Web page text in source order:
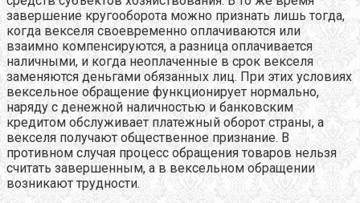
завершение кругооборота можно признать лишь тогда,
когда векселя своевременно оплачиваются или
взаимно компенсируются, а разница оплачивается
наличными, и когда неоплаченные в срок векселя
заменяются деньгами обязанных лиц. При этих условиях
вексельное обращение функционирует нормально,
наряду с денежной наличностью и банковским
кредитом обслуживает платежный оборот страны, а
векселя получают общественное признание. В
противном случая процесс обращения товаров нельзя
считать завершенным, а в вексельном обращении
возникают трудности.